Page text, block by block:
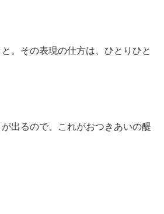
。その表現の仕方は、ひとりひと
出るので、これがおつきあいの醍